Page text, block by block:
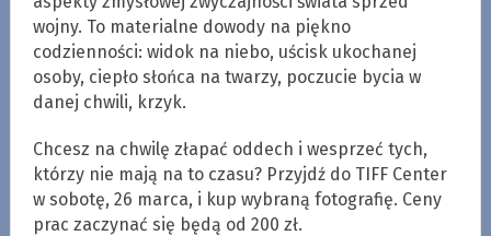
wojny. To materialne dowody na piękno
codzienności: widok na niebo, uścisk ukochanej
osoby, ciepło słońca na twarzy, poczucie bycia w
danej chwili, krzyk.
Chcesz na chwilę złapać oddech i wesprzeć tych,
którzy nie mają na to czasu? Przyjdź do TIFF Center
w sobotę, 26 marca, i kup wybraną fotografię. Ceny
prac zaczynać się będą od 200 zł.